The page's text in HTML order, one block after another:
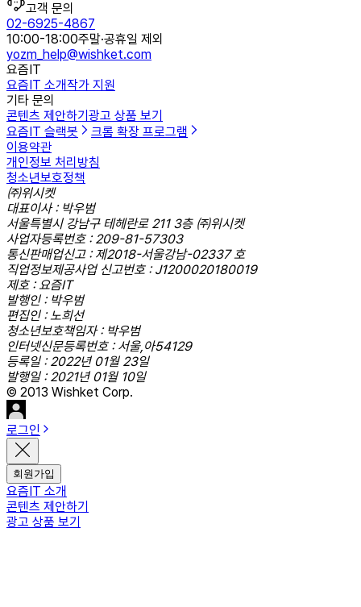
고객 문의
02-6925-4867
10:00-18:00주말·공휴일 제외
yozm_help@wishket.com
요즘IT
요즘IT 소개작가 지원
기타 문의
콘텐츠 제안하기 광고 상품 보기
요즘IT 슬랙봇
크롬 확장 프로그램
이용약관
개인정보 처리방침
청소년보호정책
㈜위시켓
대표이사 : 박우범
서울특별시 강남구 테헤란로 211 3층 ㈜위시켓
사업자등록번호 : 209-81-57303
통신판매업신고 : 제2018-서울강남-02337 호
직업정보제공사업 신고번호 : J1200020180019
제호 : 요즘IT
발행인 : 박우범
편집인 : 노희선
청소년보호책임자 : 박우범
인터넷신문등록번호 : 서울,아54129
등록일 : 2022년 01월 23일
발행일 : 2021년 01월 10일
© 2013 Wishket Corp.
로그인
회원가입
요즘IT 소개
콘텐츠 제안하기
광고 상품 보기